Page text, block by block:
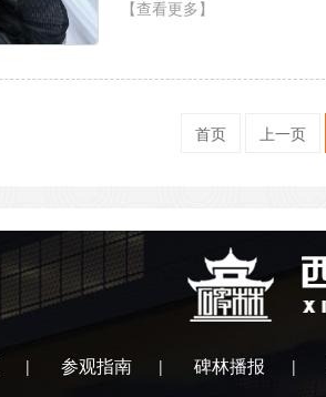
【查看更多】
首页 上一页
| 参观指南 | 碑林播报 |